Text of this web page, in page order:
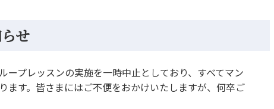
せ
プレッスンの実施を一時中止としており、すべてマン
ます。皆さまにはご不便をおかけいたしますが、何卒ご